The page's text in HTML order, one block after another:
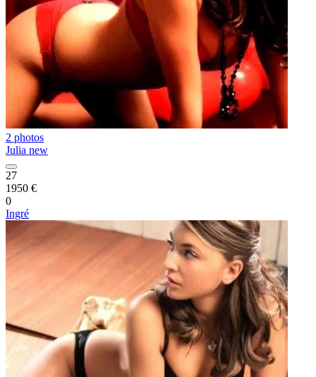
2 photos
Julia new
27
1950 €
0
Ingré